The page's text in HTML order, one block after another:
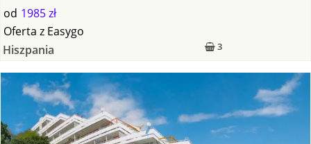
od 1985 zł
3
Oferta z Easygo
Hiszpania